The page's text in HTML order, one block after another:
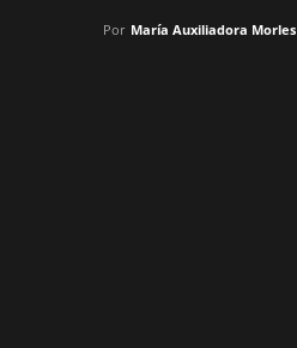
Por María Auxiliadora Morles